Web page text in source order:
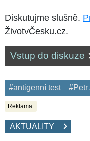
Diskutujme slušně.
ŽivotvČesku.cz.
Vstup do diskuze
#antigenní test #Petr
Reklama:
AKTUALITY